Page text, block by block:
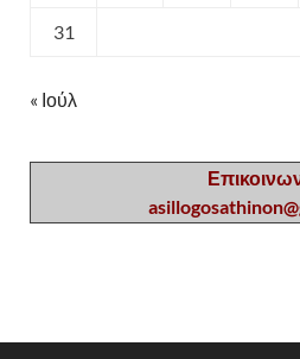
31
« Ιούλ